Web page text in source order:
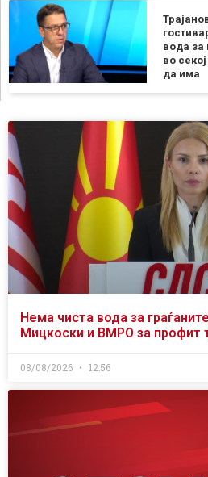
вода за
во
да има
Нема чиста вода за
Мицкоски и ВМРО за профит
08/08/2026 12:56